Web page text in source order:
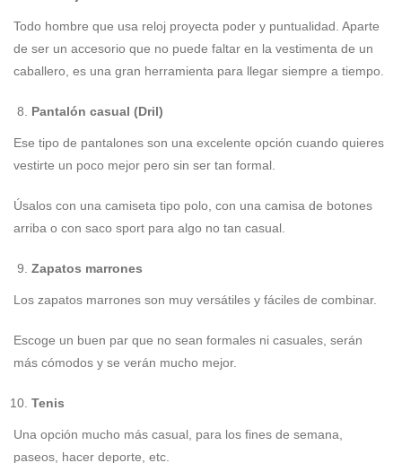
Todo hombre que usa reloj proyecta poder y puntualidad. Aparte
de ser un accesorio que no puede faltar en la vestimenta de un
caballero, es una gran herramienta para llegar siempre a tiempo.
Pantalón casual (Dril)
Ese tipo de pantalones son una excelente opción cuando quieres
vestirte un poco mejor pero sin ser tan formal.
Úsalos con una camiseta tipo polo, con una camisa de botones
arriba o con saco sport para algo no tan casual.
Zapatos marrones
Los zapatos marrones son muy versátiles y fáciles de combinar.
Escoge un buen par que no sean formales ni casuales, serán
más cómodos y se verán mucho mejor.
Tenis
Una opción mucho más casual, para los fines de semana,
paseos, hacer deporte, etc.